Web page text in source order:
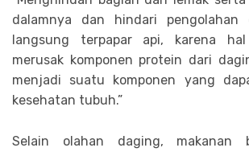
dalamnya dan hindari pengolahan
langsung terpapar api, karena
merusak komponen protein dari
menjadi suatu komponen yang
kesehatan tubuh.”
Selain olahan daging, makanan